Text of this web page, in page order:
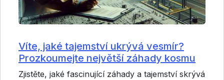
Víte, jaké tajemství ukrývá vesmír?
Prozkoumejte největší záhady kosmu
Zjistěte, jaké fascinující záhady a tajemství skrývá